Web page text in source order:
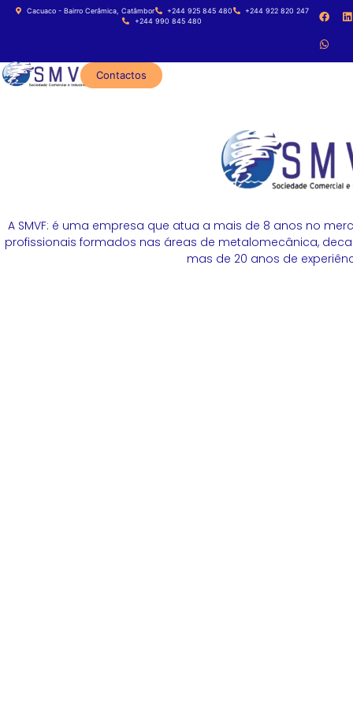
Cacuaco - Bairro Cerâmica, Catâmbor +244 925 845 480
+244 922 820 247
+244 990 845 480
Contactos
A SMVF: é uma empresa que atua a mais de 8 anos no
profissionais formados nas áreas de metalomecânica,
mas de 20 anos de